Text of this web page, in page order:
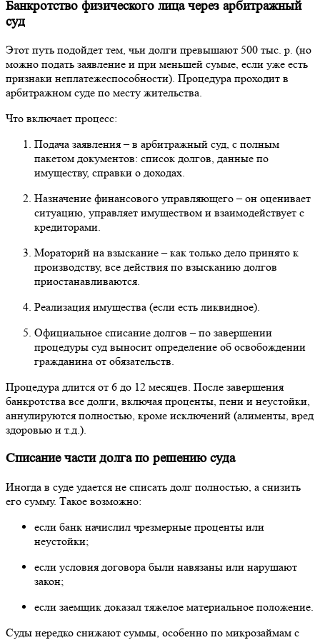
Банкротство физического лица через арбитражный
суд
Этот путь подойдет тем, чьи долги превышают 500 тыс. р. (но
можно подать заявление и при меньшей сумме, если уже есть
признаки неплатежеспособности). Процедура проходит в
арбитражном суде по месту жительства.
Что включает процесс:
Подача заявления – в арбитражный суд, с полным
пакетом документов: список долгов, данные по
имуществу, справки о доходах.
Назначение финансового управляющего – он оценивает
ситуацию, управляет имуществом и взаимодействует с
кредиторами.
Мораторий на взыскание – как только дело принято к
производству, все действия по взысканию долгов
приостанавливаются.
Реализация имущества (если есть ликвидное).
Официальное списание долгов – по завершении
процедуры суд выносит определение об освобождении
гражданина от обязательств.
Процедура длится от 6 до 12 месяцев. После завершения
банкротства все долги, включая проценты, пени и неустойки,
аннулируются полностью, кроме исключений (алименты, вред
здоровью и т.д.).
Списание части долга по решению суда
Иногда в суде удается не списать долг полностью, а снизить
его сумму. Такое возможно:
если банк начислил чрезмерные проценты или
неустойки;
если условия договора были навязаны или нарушают
закон;
если заемщик доказал тяжелое материальное положение.
Суды нередко снижают суммы, особенно по микрозаймам с